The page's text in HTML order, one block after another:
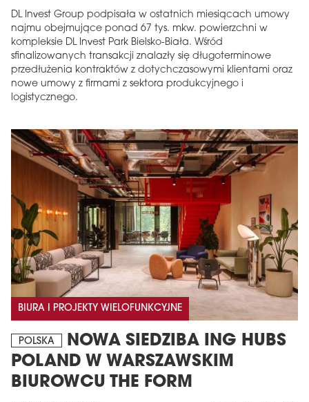
DL Invest Group podpisała w ostatnich miesiącach umowy
najmu obejmujące ponad 67 tys. mkw. powierzchni w
kompleksie DL Invest Park Bielsko-Biała. Wśród
sfinalizowanych transakcji znalazły się długoterminowe
przedłużenia kontraktów z dotychczasowymi klientami oraz
nowe umowy z firmami z sektora produkcyjnego i
logistycznego.
BIURA I PROJEKTY WIELOFUNKCYJNE
POLSKA
NOWA SIEDZIBA ING HUBS
POLAND W WARSZAWSKIM
BIUROWCU THE FORM